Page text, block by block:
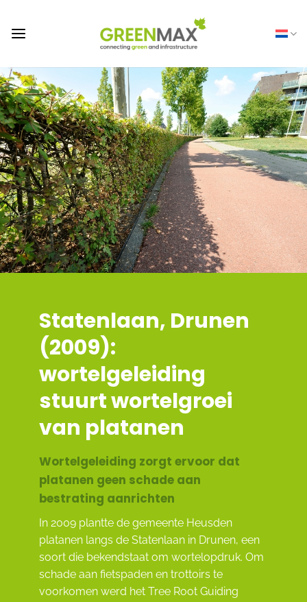
naar
inhoud
Statenlaan, Drunen
(2009):
wortelgeleiding
stuurt wortelgroei
van platanen
Wortelgeleiding zorgt ervoor dat
platanen geen schade aan
bestrating aanrichten
In 2009 plantte de gemeente Heusden
platanen langs de Statenlaan in Drunen, een
soort die bekendstaat om wortelopdruk. Om
schade aan fietspaden en trottoirs te
voorkomen werd het Tree Root Guiding